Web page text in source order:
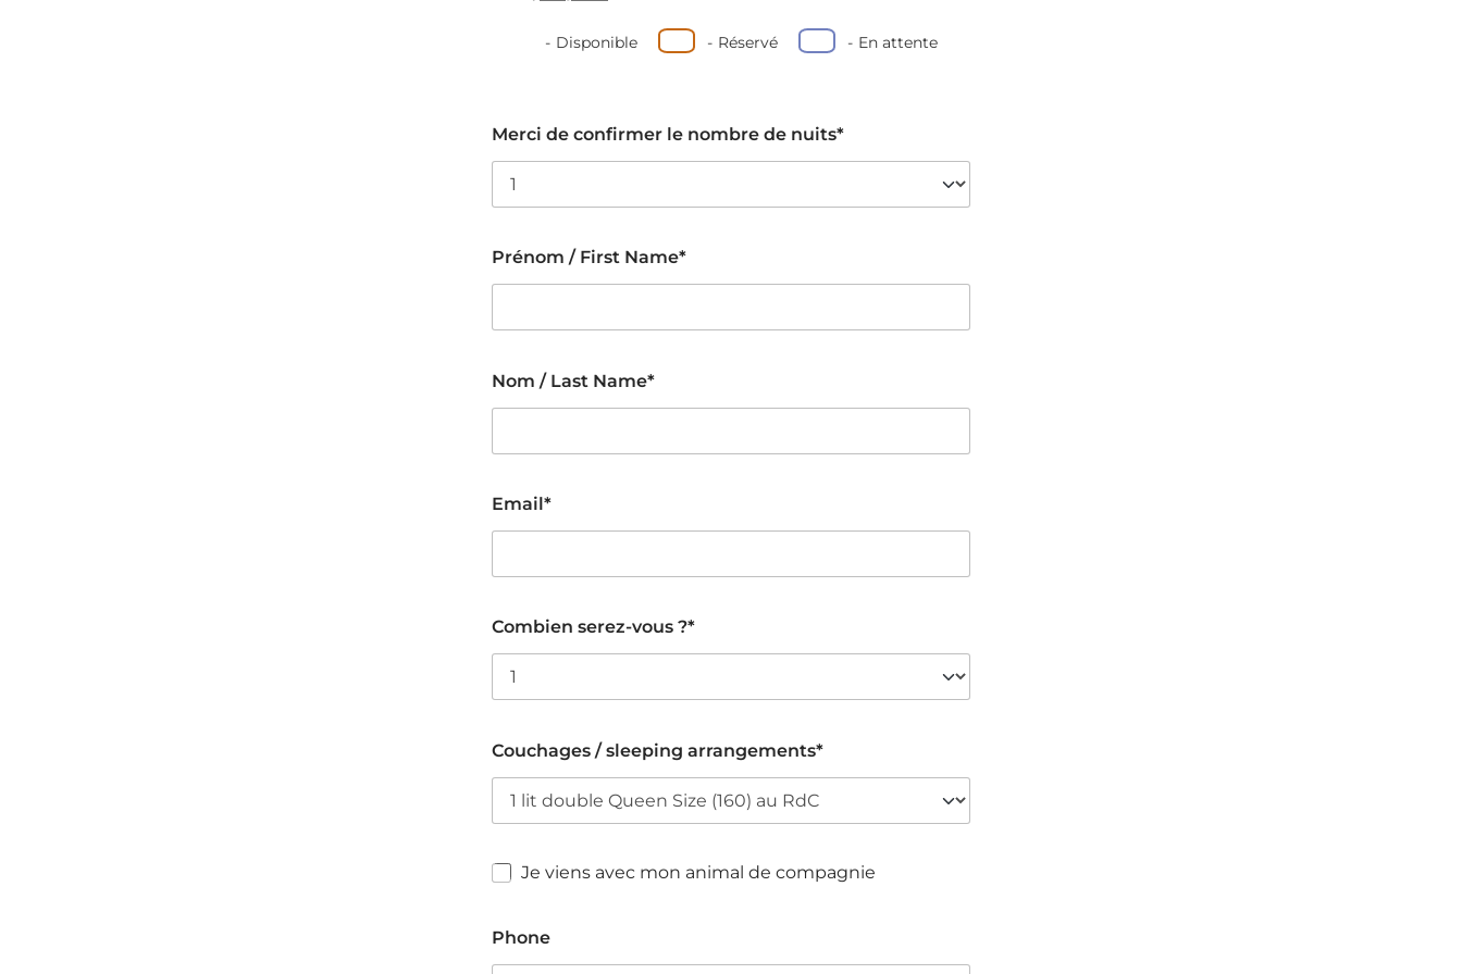
- Disponible - Réservé - En attente
Merci de confirmer le nombre de nuits*
Prénom / First Name*
Nom / Last Name*
Email*
Combien serez-vous ?*
Couchages / sleeping arrangements*
Je viens avec mon animal de compagnie
Phone